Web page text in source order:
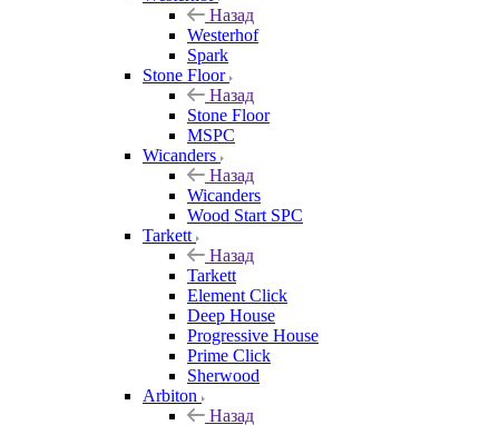
Назад
Westerhof
Spark
Stone Floor
Назад
Stone Floor
MSPC
Wicanders
Назад
Wicanders
Wood Start SPC
Tarkett
Назад
Tarkett
Element Click
Deep House
Progressive House
Prime Click
Sherwood
Arbiton
Назад